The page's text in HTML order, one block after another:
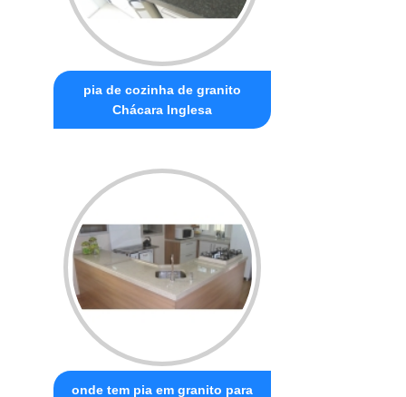
pia de cozinha de granito
Chácara Inglesa
onde tem pia em granito para